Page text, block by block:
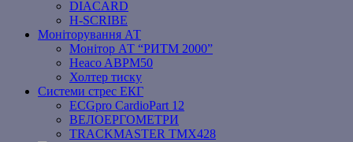
DIACARD
H-SCRIBE
Моніторування АТ
Монітор АТ “РИТМ 2000”
Heaco ABPM50
Холтер тиску
Системи стрес ЕКГ
ECGpro CardioPart 12
ВЕЛОЕРГОМЕТРИ
TRACKMASTER TMX428